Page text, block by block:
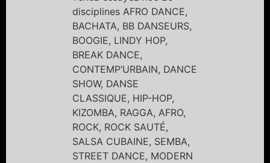
disciplines AFRO DANCE,
BACHATA, BB DANSEURS,
BOOGIE, LINDY HOP,
BREAK DANCE,
CONTEMP’URBAIN, DANCE
SHOW, DANSE
CLASSIQUE, HIP-HOP,
KIZOMBA, RAGGA, AFRO,
ROCK, ROCK SAUTÉ,
SALSA CUBAINE, SEMBA,
STREET DANCE, MODERN